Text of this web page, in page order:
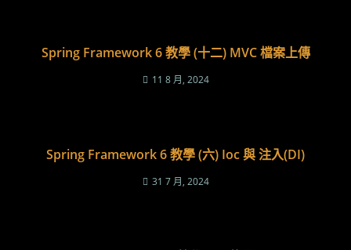
Spring Framework 6 教學 (十二) MVC 檔案上傳
11 8 月, 2024
Spring Framework 6 教學 (六) Ioc 與 注入(DI)
31 7 月, 2024